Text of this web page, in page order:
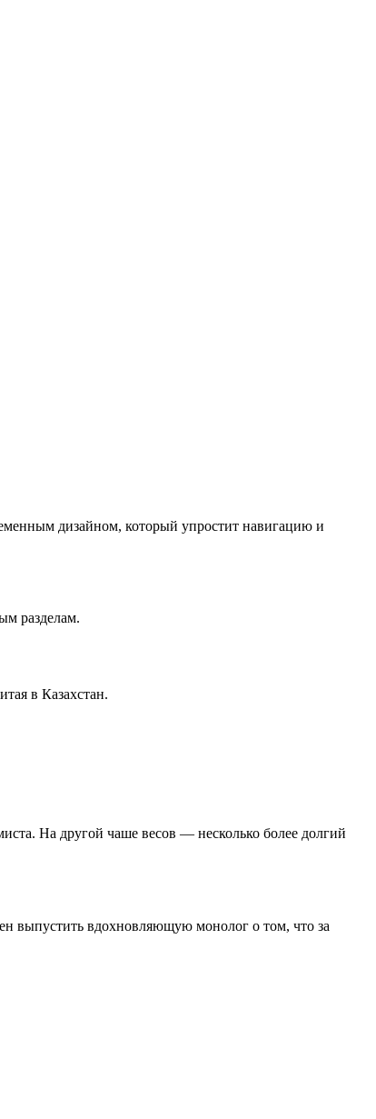
дизайном, который упростит навигацию и
разделам.
в Казахстан.
На другой чаше весов — несколько более долгий
выпустить вдохновляющую монолог о том, что за